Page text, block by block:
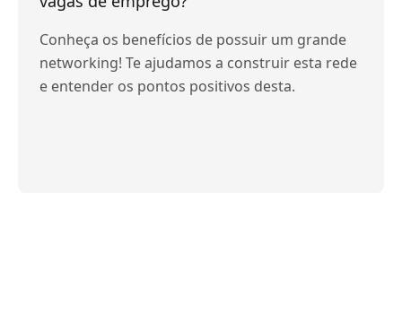
Conheça os benefícios de possuir um grande
networking! Te ajudamos a construir esta rede
e entender os pontos positivos desta.